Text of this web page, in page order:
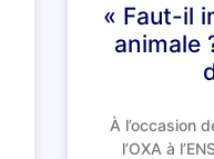
« Faut-il
animale
À l’occasion
l’OXA à